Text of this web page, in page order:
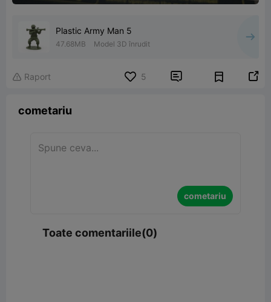
Plastic Army Man 5
47.68MB Model 3D înrudit
 Raport 5  
cometariu
cometariu
Toate comentariile(0)